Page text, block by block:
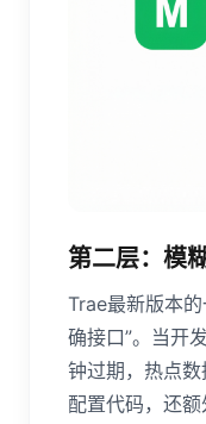
第二层：模
Trae最新版本
确接口”。当开
钟过期，热点
配置代码，还